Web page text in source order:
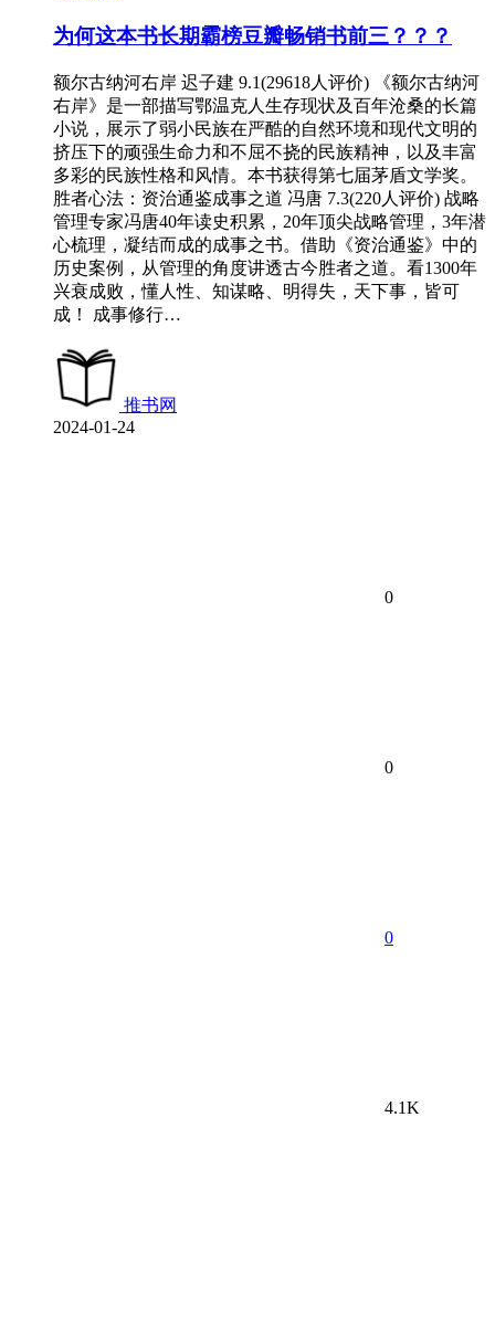
为何这本书长期霸榜豆瓣畅销书前三？？？
额尔古纳河右岸 迟子建 9.1(29618人评价) 《额尔古纳河
右岸》是一部描写鄂温克人生存现状及百年沧桑的长篇
小说，展示了弱小民族在严酷的自然环境和现代文明的
挤压下的顽强生命力和不屈不挠的民族精神，以及丰富
多彩的民族性格和风情。本书获得第七届茅盾文学奖。
胜者心法：资治通鉴成事之道 冯唐 7.3(220人评价) 战略
管理专家冯唐40年读史积累，20年顶尖战略管理，3年潜
心梳理，凝结而成的成事之书。借助《资治通鉴》中的
历史案例，从管理的角度讲透古今胜者之道。看1300年
兴衰成败，懂人性、知谋略、明得失，天下事，皆可
成！ 成事修行…
推书网
2024-01-24
0
0
0
4.1K